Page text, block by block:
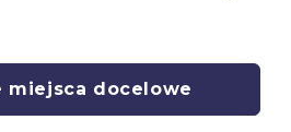
miejsca docelowe